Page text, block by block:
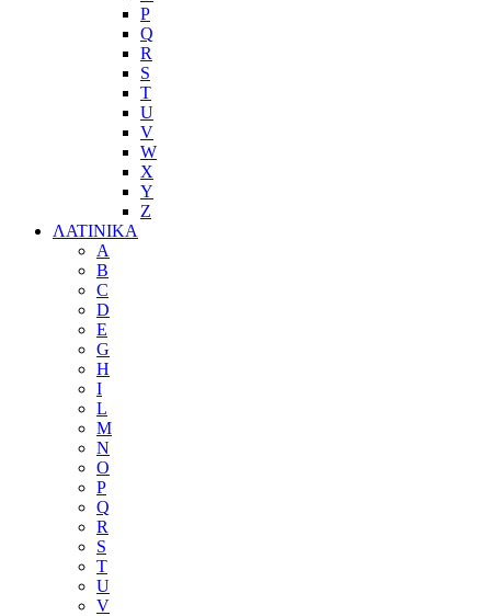
P
Q
R
S
T
U
V
W
X
Y
Z
ΛΑΤΙΝΙΚΑ
A
B
C
D
E
G
H
I
L
M
N
O
P
Q
R
S
T
U
V